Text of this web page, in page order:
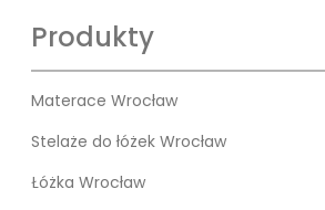
Produkty
Materace Wrocław
Stelaże do łóżek Wrocław
Łóżka Wrocław